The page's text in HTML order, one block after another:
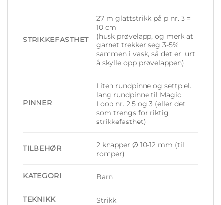
STRIKKEFASTHET
27 m glattstrikk på p nr. 3 =
10 cm
(husk prøvelapp, og merk at
garnet trekker seg 3-5%
sammen i vask, så det er lurt
å skylle opp prøvelappen)
PINNER
Liten rundpinne og settp el.
lang rundpinne til Magic
Loop nr. 2,5 og 3 (eller det
som trengs for riktig
strikkefasthet)
TILBEHØR
2 knapper Ø 10-12 mm (til
romper)
KATEGORI Barn
TEKNIKK Strikk